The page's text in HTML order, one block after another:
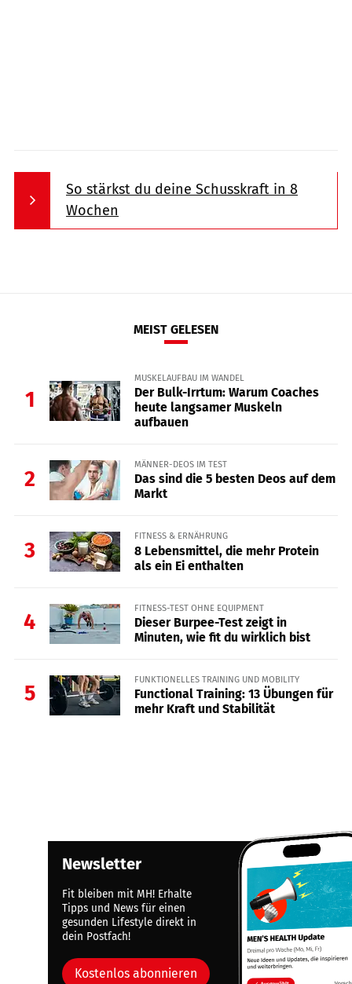
So stärkst du deine Schusskraft in 8
Wochen
MEIST GELESEN
1
MUSKELAUFBAU IM WANDEL
Der Bulk-Irrtum: Warum Coaches
heute langsamer Muskeln
aufbauen
2
MÄNNER-DEOS IM TEST
Das sind die 5 besten Deos auf dem
Markt
3
FITNESS & ERNÄHRUNG
8 Lebensmittel, die mehr Protein
als ein Ei enthalten
4
FITNESS-TEST OHNE EQUIPMENT
Dieser Burpee-Test zeigt in
Minuten, wie fit du wirklich bist
5
FUNKTIONELLES TRAINING UND MOBILITY
Functional Training: 13 Übungen für
mehr Kraft und Stabilität
Newsletter
Fit bleiben mit MH! Erhalte
Tipps und News für einen
gesunden Lifestyle direkt in
dein Postfach!
Kostenlos abonnieren